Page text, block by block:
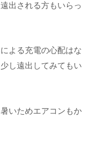
出される方もいらっ
よる充電の心配はな
し遠出してみてもい
いためエアコンもか